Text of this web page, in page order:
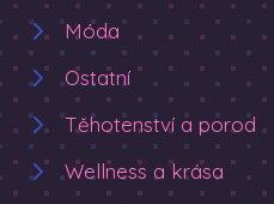
Móda
Ostatní
Těhotenství a porod
Wellness a krása